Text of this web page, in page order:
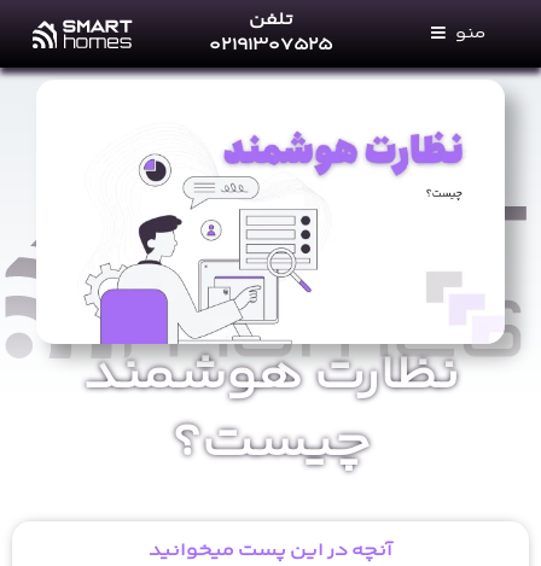
content
تلفن
۰۲۱۹۱۳۰۷۵۲۵
منو
خانه های هوشمند
خدمات ما
فروشگاه
مجله خانه‌های هوشمند
پرتال نمایندگان
تماس با ما
درباره مانظارت هوشمند
چیست؟
آنچه در این پست میخوانید